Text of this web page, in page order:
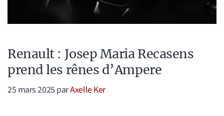
Renault : Josep Maria Recasens
prend les rênes d’Ampere
25 mars 2025 parAxelle Ker